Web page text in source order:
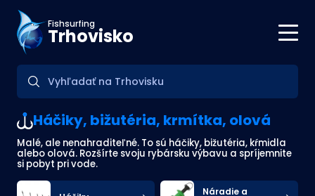
Fishsurfing
Trhovisko
Háčiky, bižutéria, krmítka, olová
Malé, ale nenahraditeľné. To sú háčiky, bižutéria, kŕmidla
alebo olová. Rozšírte svoju rybársku výbavu a spríjemnite
si pobyt pri vode.
Náradie a